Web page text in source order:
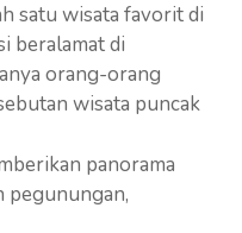
satu wisata favorit di
beralamat di
orang-orang
wisata puncak
panorama
pegunungan,